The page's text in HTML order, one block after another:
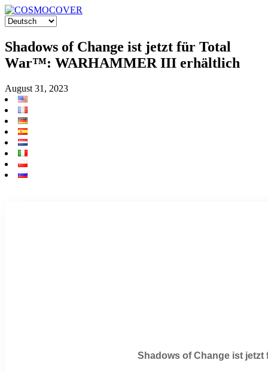
Shadows of Change ist jetzt für Total
War™: WARHAMMER III erhältlich
August 31, 2023
Shadows of Change ist jetzt